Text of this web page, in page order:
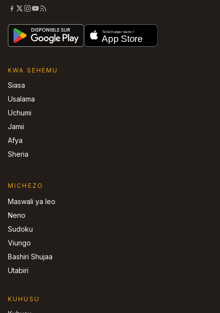
KWA SEHEMU
Siasa
Usalama
Uchumi
Jamii
Afya
Sheria
MICHEZO
Maswali ya leo
Neno
Sudoku
Viungo
Bashiri Shujaa
Utabiri
KUHUSU